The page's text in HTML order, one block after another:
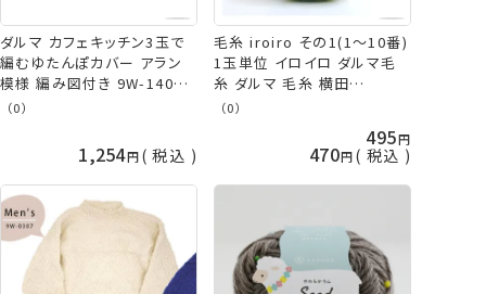
ダルマ カフェキッチン3玉で
編むゆたんぽカバー アラン
模様 編み図付き 9W-1401
9W-1402 湯たんぽ ykt 手芸
（0）
1,254 税込
毛糸 iroiro その1(1～10番)
1玉単位 イロイロ ダルマ毛
糸 ダルマ 毛糸 横田
daruma ykt 手芸の山久
（0）
495
470 税込